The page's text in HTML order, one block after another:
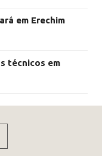
em Erechim
técnicos em